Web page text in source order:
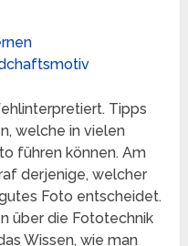
Tipps
welche in vielen
führen können. Am
derjenige, welcher
Foto entscheidet.
über die Fototechnik
Wissen, wie man